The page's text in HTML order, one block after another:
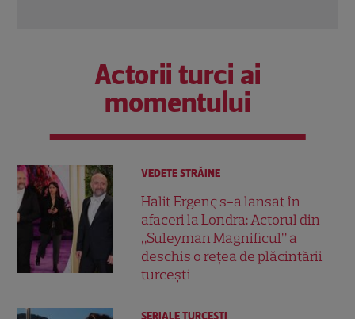
Actorii turci ai
momentului
VEDETE STRĂINE
Halit Ergenç s-a lansat în
afaceri la Londra: Actorul din
„Suleyman Magnificul” a
deschis o rețea de plăcintării
turcești
SERIALE TURCEŞTI